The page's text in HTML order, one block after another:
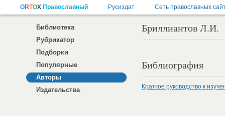
Библиотека
Рубрикатор
Подборки
Популярные
Авторы
Издательства
Бриллиантов Л.И.
Библиография
Краткое руководство к